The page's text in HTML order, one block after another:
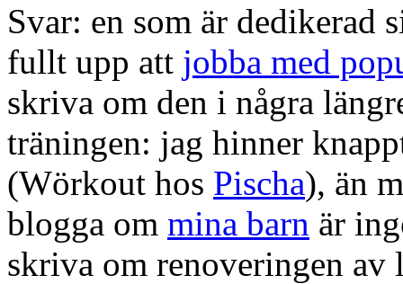
Svar: en som är dedikerad
fullt upp att jobba med
skriva om den i några
träningen: jag hinner
(Wörkout hos Pischa), än
blogga om mina barn är
skriva om renoveringen